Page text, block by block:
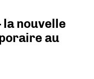
la nouvelle
au